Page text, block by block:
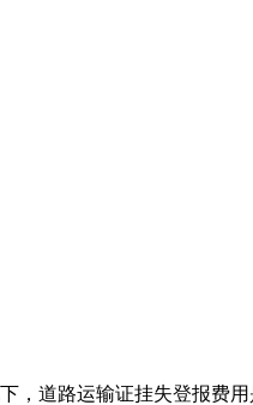
，道路运输证挂失登报费用